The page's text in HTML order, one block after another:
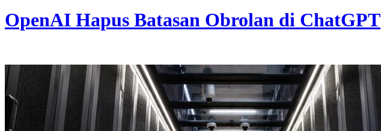
OpenAI Hapus Batasan Obrolan di ChatGPT